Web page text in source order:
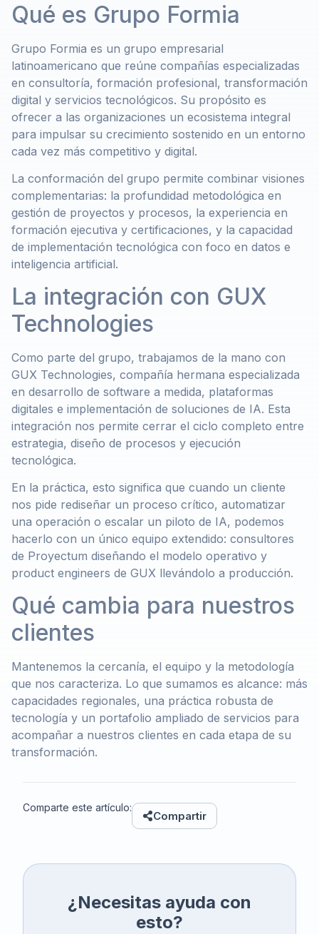
Qué es Grupo Formia
Grupo Formia es un grupo empresarial
latinoamericano que reúne compañías especializadas
en consultoría, formación profesional, transformación
digital y servicios tecnológicos. Su propósito es
ofrecer a las organizaciones un ecosistema integral
para impulsar su crecimiento sostenido en un entorno
cada vez más competitivo y digital.
La conformación del grupo permite combinar visiones
complementarias: la profundidad metodológica en
gestión de proyectos y procesos, la experiencia en
formación ejecutiva y certificaciones, y la capacidad
de implementación tecnológica con foco en datos e
inteligencia artificial.
La integración con GUX
Technologies
Como parte del grupo, trabajamos de la mano con
GUX Technologies, compañía hermana especializada
en desarrollo de software a medida, plataformas
digitales e implementación de soluciones de IA. Esta
integración nos permite cerrar el ciclo completo entre
estrategia, diseño de procesos y ejecución
tecnológica.
En la práctica, esto significa que cuando un cliente
nos pide rediseñar un proceso crítico, automatizar
una operación o escalar un piloto de IA, podemos
hacerlo con un único equipo extendido: consultores
de Proyectum diseñando el modelo operativo y
product engineers de GUX llevándolo a producción.
Qué cambia para nuestros
clientes
Mantenemos la cercanía, el equipo y la metodología
que nos caracteriza. Lo que sumamos es alcance: más
capacidades regionales, una práctica robusta de
tecnología y un portafolio ampliado de servicios para
acompañar a nuestros clientes en cada etapa de su
transformación.
Comparte este artículo:
Compartir
¿Necesitas ayuda con
esto?